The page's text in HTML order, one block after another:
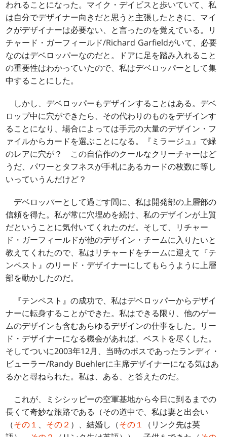
われることになった。マイク・デイビスと歩いていて、私
は自分でデザイナー向きだと思うと主張したときに、マイ
クがデザイナーは必要ない、と言ったのを覚えている。リ
チャード・ガーフィールド/Richard Garfieldがいて、必要
なのはデベロッパーなのだと。ドアに足を踏み入れること
の重要性はわかっていたので、私はデベロッパーとして集
中することにした。
しかし、デベロッパーもデザインすることはある。デベ
ロップ中に穴ができたら、その代わりのものをデザインす
ることになり、場合によっては手元の大量のデザイン・フ
ァイルからカードを選ぶことになる。『ミラージュ』で緑
のレアに穴が？ この自信作のクールなクリーチャーはど
うだ、パワーとタフネスが手札にあるカードの枚数に等し
いっていうんだけど？
デベロッパーとして過ごす間に、私は開発部の上層部の
信頼を得た。私が常に穴埋めを続け、私のデザインが上質
だということに気付いてくれたのだ。そして、リチャー
ド・ガーフィールドが他のデザイン・チームに入りたいと
教えてくれたので、私はリチャードをチームに迎えて『テ
ンペスト』のリード・デザイナーにしてもらうように上層
部を動かしたのだ。
『テンペスト』の成功で、私はデベロッパーからデザイ
ナーに転身することができた。私はできる限り、他のゲー
ムのデザインも含むあらゆるデザインの仕事をした。リー
ド・デザイナーになる機会があれば、ベストを尽くした。
そしてついに2003年12月、当時のボスであったランディ・
ビューラー/Randy Buehlerに主席デザイナーになる気はあ
るかと尋ねられた。私は、ある、と答えたのだ。
これが、ミシシッピーの空軍基地から今日に到るまでの
長くて奇妙な旅路である（その道中で、私は妻と出会い
（その１ 、 その２ ）、結婚し（その１
（リンク先は英